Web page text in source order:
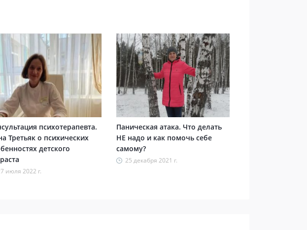
психотерапевта.
Третьяк о психических
детского
июля 2022 г.
Паническая атака. Что делать
НЕ надо и как помочь себе
самому?
25 декабря 2021 г.